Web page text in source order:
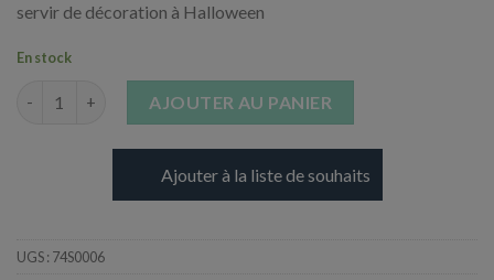
servir de décoration à Halloween
En stock
AJOUTER AU PANIER
Ajouter à la liste de souhaits
UGS : 74S0006